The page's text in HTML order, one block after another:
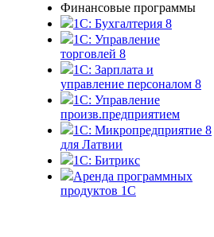
Финансовые программы
1С: Бухгалтерия 8
1C: Управление
торговлей 8
1C: Зарплата и
управление персоналом 8
1C: Управление
произв.предприятием
1С: Микропредприятие 8
для Латвии
1C: Битрикс
Аренда программных
продуктов 1С